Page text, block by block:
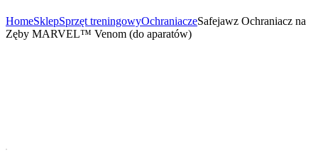
HomeSklepSprzęt treningowyOchraniaczeSafejawz Ochraniacz na
Zęby MARVEL™ Venom (do aparatów)